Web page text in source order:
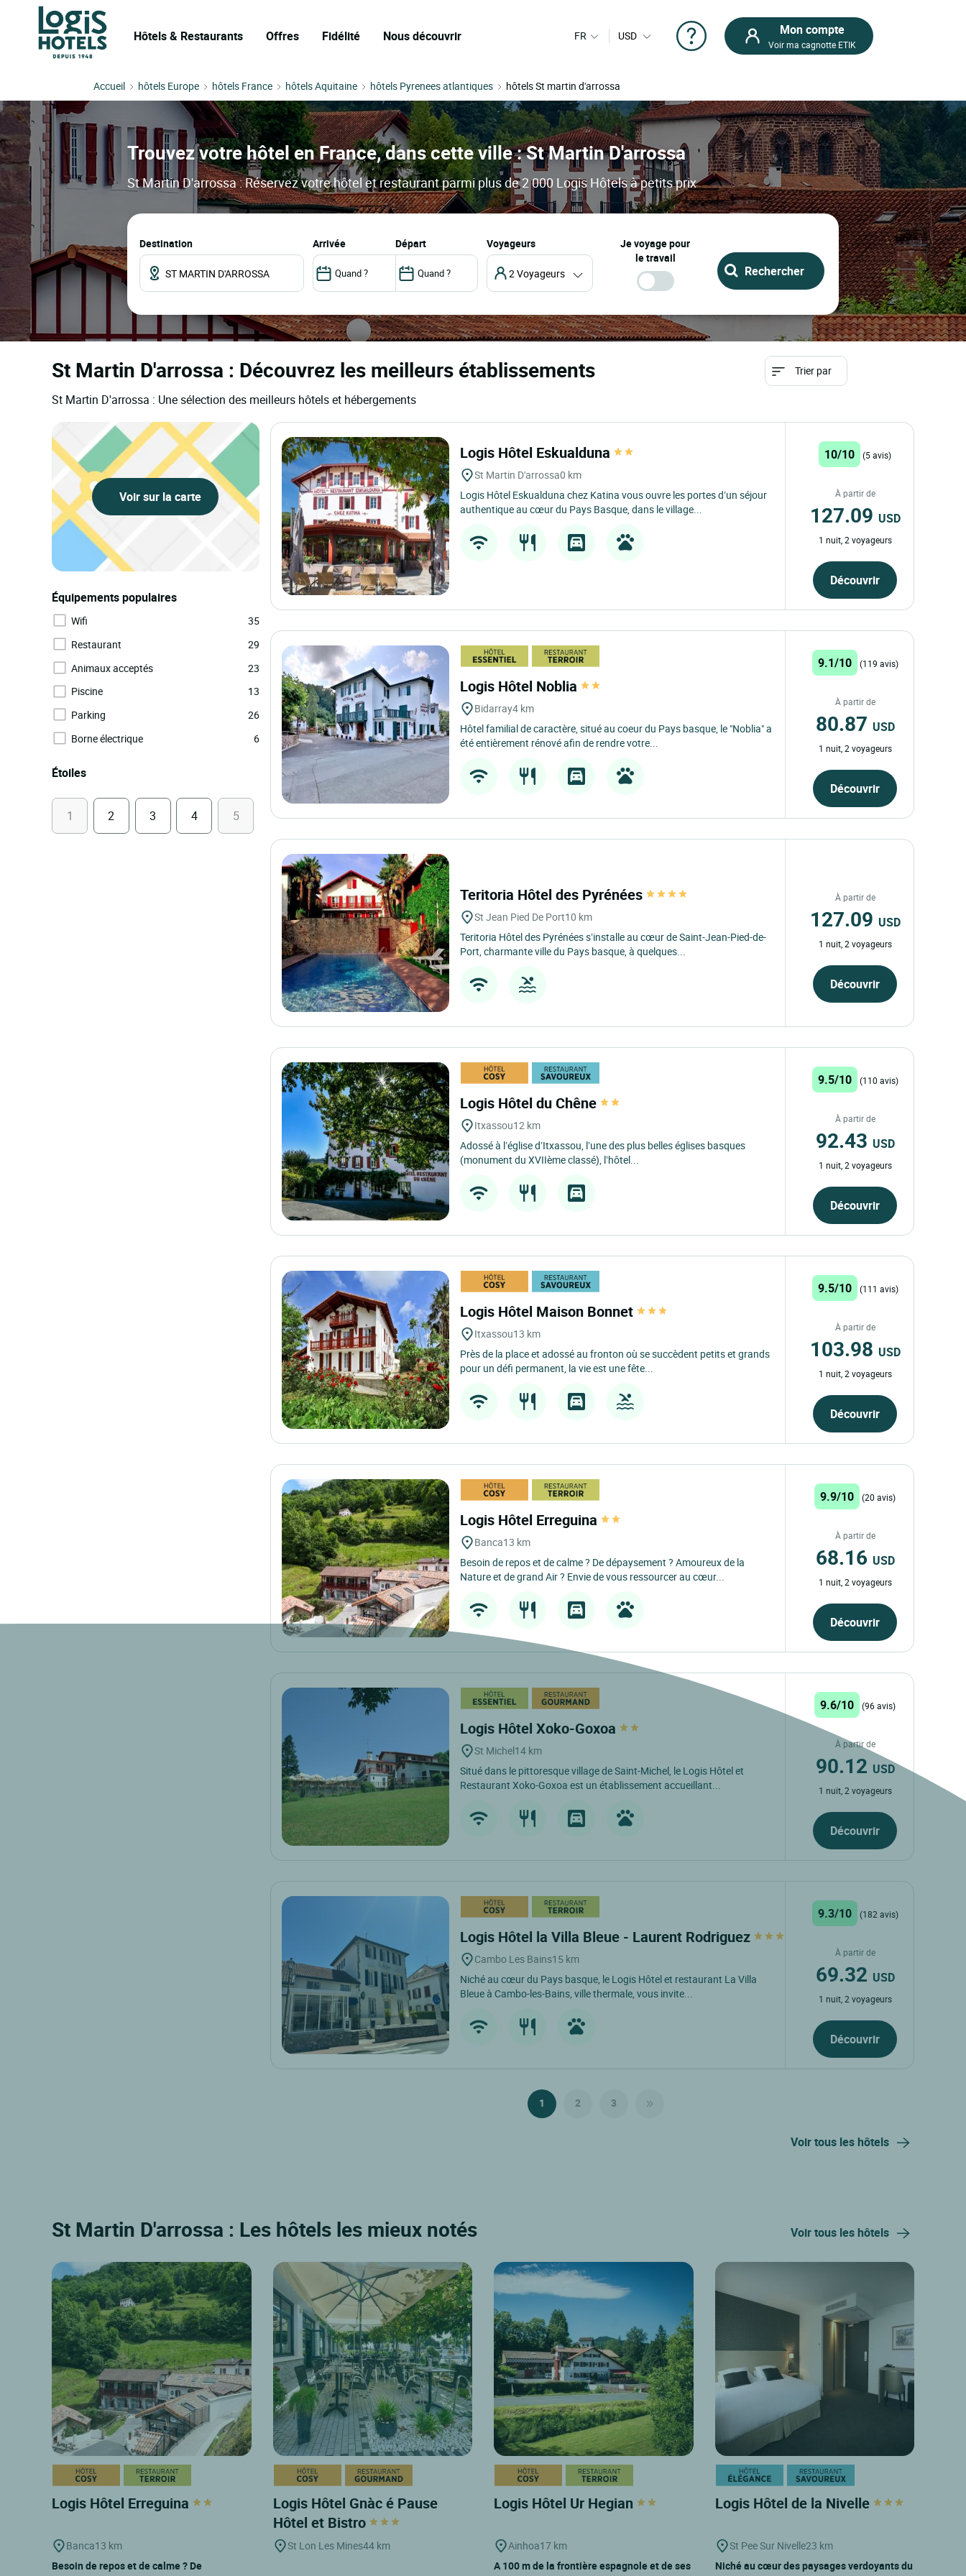
Hôtels & Restaurants Offres Fidélité Nous découvrir FR USD Mon compte
Voir ma cagnotte ETIK
Accueil hôtels Europe hôtels France hôtels Aquitaine hôtels Pyrenees atlantiques hôtels St martin d'arrossa
Trouvez votre hôtel en France, dans cette ville : St Martin D'arrossa
St Martin D'arrossa : Réservez votre hôtel et restaurant parmi plus de 2 000 Logis Hôtels à petits prix
Destination arrivée départ Voyageurs
2 Voyageurs
Je voyage pour
le travail
St Martin D'arrossa : Découvrez les meilleurs établissements
St Martin D'arrossa : Une sélection des meilleurs hôtels et hébergements
Trier par
Voir sur la carte
Équipements populaires
Wifi
35
Restaurant
29
Animaux acceptés
23
Piscine
13
Parking
26
Borne électrique
6
Étoiles
1 2 3 4 5
Logis Hôtel Eskualduna
St Martin D'arrossa0 km
Logis Hôtel Eskualduna chez Katina vous ouvre les portes d’un séjour
authentique au cœur du Pays Basque, dans le village...
10/10 (5 avis)
À partir de
127.09 USD
1 nuit, 2 voyageurs
Découvrir
Logis Hôtel Noblia
Bidarray4 km
Hôtel familial de caractère, situé au coeur du Pays basque, le "Noblia" a
été entièrement rénové afin de rendre votre...
9.1/10 (119 avis)
À partir de
80.87 USD
1 nuit, 2 voyageurs
Découvrir
Teritoria Hôtel des Pyrénées
St Jean Pied De Port10 km
Teritoria Hôtel des Pyrénées s’installe au cœur de Saint-Jean-Pied-de-
Port, charmante ville du Pays basque, à quelques...
À partir de
127.09 USD
1 nuit, 2 voyageurs
Découvrir
Logis Hôtel du Chêne
Itxassou12 km
Adossé à l’église d’Itxassou, l’une des plus belles églises basques
(monument du XVIIème classé), l’hôtel...
9.5/10 (110 avis)
À partir de
92.43 USD
1 nuit, 2 voyageurs
Découvrir
Logis Hôtel Maison Bonnet
Itxassou13 km
Près de la place et adossé au fronton où se succèdent petits et grands
pour un défi permanent, la vie est une fête...
9.5/10 (111 avis)
À partir de
103.98 USD
1 nuit, 2 voyageurs
Découvrir
Logis Hôtel Erreguina
Banca13 km
Besoin de repos et de calme ? De dépaysement ? Amoureux de la
Nature et de grand Air ? Envie de vous ressourcer au cœur...
9.9/10 (20 avis)
À partir de
68.16 USD
1 nuit, 2 voyageurs
Découvrir
Logis Hôtel Xoko-Goxoa
St Michel14 km
Situé dans le pittoresque village de Saint-Michel, le Logis Hôtel et
Restaurant Xoko-Goxoa est un établissement accueillant...
9.6/10 (96 avis)
À partir de
90.12 USD
1 nuit, 2 voyageurs
Découvrir
Logis Hôtel la Villa Bleue - Laurent Rodriguez
Cambo Les Bains15 km
Niché au cœur du Pays basque, le Logis Hôtel et restaurant La Villa
Bleue à Cambo-les-Bains, ville thermale, vous invite...
9.3/10 (182 avis)
À partir de
69.32 USD
1 nuit, 2 voyageurs
Découvrir
1 2 3
Voir tous les hôtels
St Martin D'arrossa : Les hôtels les mieux notés Voir tous les hôtels
Logis Hôtel Erreguina
Banca13 km
Besoin de repos et de calme ? De
Logis Hôtel Gnàc é Pause
Hôtel et Bistro
St Lon Les Mines44 km
Logis Hôtel Ur Hegian
Ainhoa17 km
A 100 m de la frontière espagnole et de ses
Logis Hôtel de la Nivelle
St Pee Sur Nivelle23 km
Niché au cœur des paysages verdoyants du